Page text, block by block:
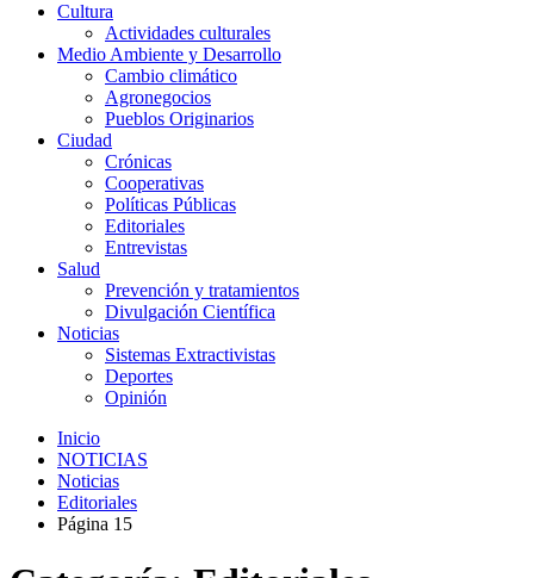
Cultura
Actividades culturales
Medio Ambiente y Desarrollo
Cambio climático
Agronegocios
Pueblos Originarios
Ciudad
Crónicas
Cooperativas
Políticas Públicas
Editoriales
Entrevistas
Salud
Prevención y tratamientos
Divulgación Científica
Noticias
Sistemas Extractivistas
Deportes
Opinión
Inicio
NOTICIAS
Noticias
Editoriales
Página 15